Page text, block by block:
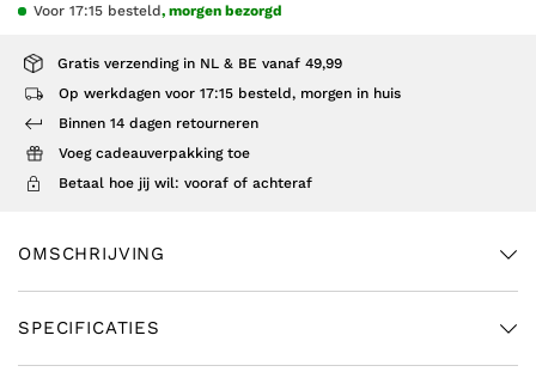
Gratis verzending in NL & BE vanaf 49,99
Op werkdagen voor 17:15 besteld, morgen in huis
Binnen 14 dagen retourneren
Voeg cadeauverpakking toe
Betaal hoe jij wil: vooraf of achteraf
Voor 17:15 besteld, morgen bezorgd
OMSCHRIJVING
SPECIFICATIES